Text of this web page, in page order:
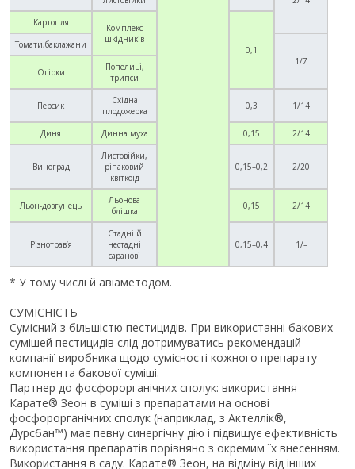
Картопля
Комплекс
шкідників
0,1
Томати,баклажани
1/7
Огірки
Попелиці,
трипси
Персик
Східна
плодожерка
0,3 1/14
Диня Динна муха 0,15 2/14
Виноград
Листовійки,
ріпаковий
квіткоїд
0,15–0,2 2/20
Льон-довгунець
Льонова
блішка
0,15 2/14
Різнотрав’я
Стадні й
нестадні
саранові
0,15–0,4 1/–
* У тому числі й авіаметодом.
СУМІСНІСТЬ
Сумісний з більшістю пестицидів. При використанні бакових
сумішей пестицидів слід дотримуватись рекомендацій
компанії-виробника щодо сумісності кожного препарату-
компонента бакової суміші.
Партнер до фосфорорганічних сполук: використання
Карате® Зеон в суміші з препаратами на основі
фосфорорганічних сполук (наприклад, з Актеллік®,
Дурсбан™) має певну синергічну дію і підвищує ефективність
використання препаратів порівняно з окремим їх внесенням.
Використання в саду. Карате® Зеон, на відміну від інших